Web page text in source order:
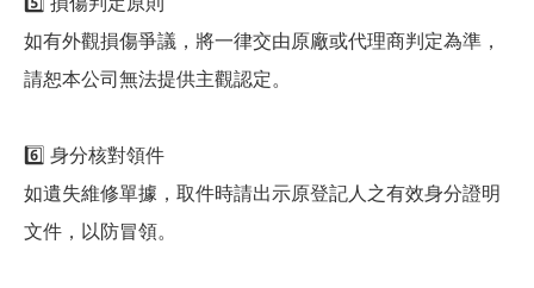
如有外觀損傷爭議，將一律交由原廠或代理商判定為準，
請恕本公司無法提供主觀認定。
6️⃣ 身分核對領件
如遺失維修單據，取件時請出示原登記人之有效身分證明
文件，以防冒領。